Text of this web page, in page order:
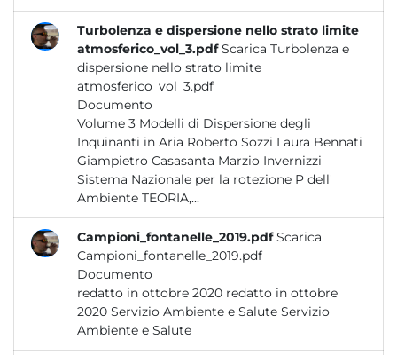
Turbolenza e dispersione nello strato limite
atmosferico_vol_3.pdf Scarica Turbolenza e
dispersione nello strato limite
atmosferico_vol_3.pdf
Documento
Volume 3 Modelli di Dispersione degli
Inquinanti in Aria Roberto Sozzi Laura Bennati
Giampietro Casasanta Marzio Invernizzi
Sistema Nazionale per la rotezione P dell'
Ambiente TEORIA,...
Campioni_fontanelle_2019.pdf Scarica
Campioni_fontanelle_2019.pdf
Documento
redatto in ottobre 2020 redatto in ottobre
2020 Servizio Ambiente e Salute Servizio
Ambiente e Salute